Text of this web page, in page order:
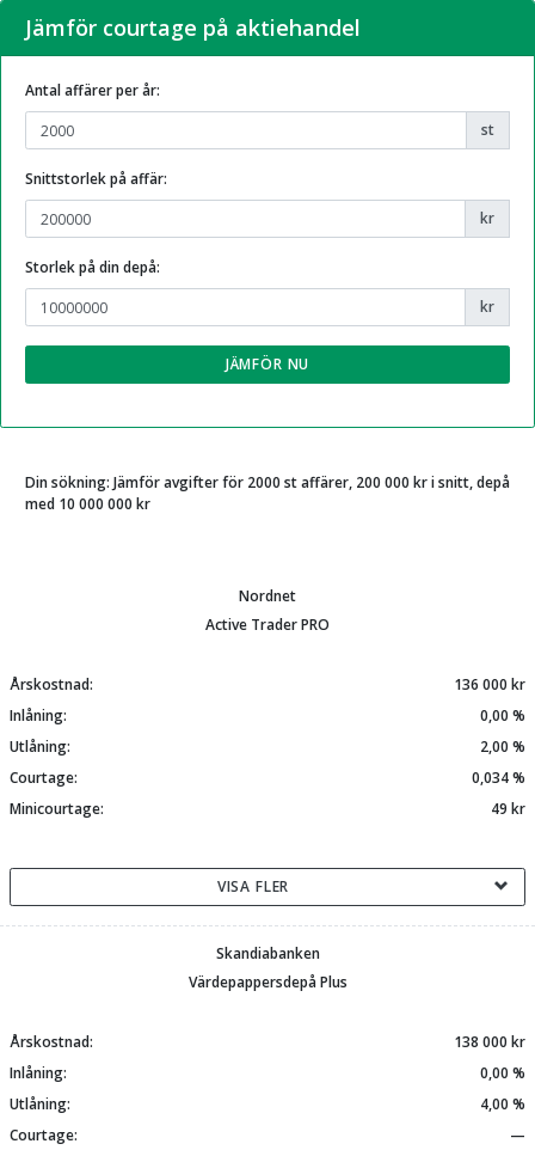
Jämför courtage på aktiehandel
Antal affärer per år:
st
Snittstorlek på affär:
kr
Storlek på din depå:
kr
Din sökning: Jämför avgifter för 2000 st affärer, 200 000 kr i snitt, depå
med 10 000 000 kr
Nordnet
Active Trader PRO
Årskostnad:
136 000 kr
Inlåning:
0,00 %
Utlåning:
2,00 %
Courtage:
0,034 %
Minicourtage:
49 kr
VISA FLER
Skandiabanken
Värdepappersdepå Plus
Årskostnad:
138 000 kr
Inlåning:
0,00 %
Utlåning:
4,00 %
Courtage:
—